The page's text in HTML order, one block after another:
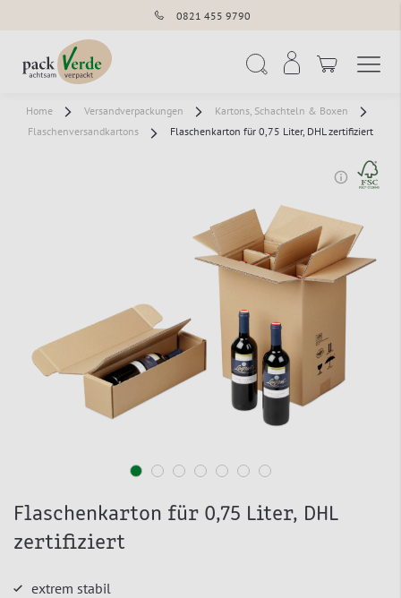
0821 455 9790
Home Versandverpackungen
Kartons, Schachteln & Boxen
Flaschenversandkartons
Flaschenkarton für 0,75 Liter, DHL zertifiziert
Flaschenkarton für 0,75 Liter, DHL
zertifiziert
extrem stabil